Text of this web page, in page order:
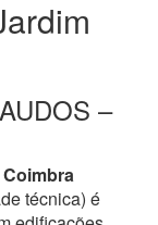
–
técnica) é